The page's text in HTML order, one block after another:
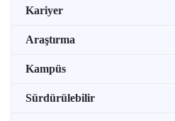
Kariyer
Araştırma
Kampüs
Sürdürülebilir